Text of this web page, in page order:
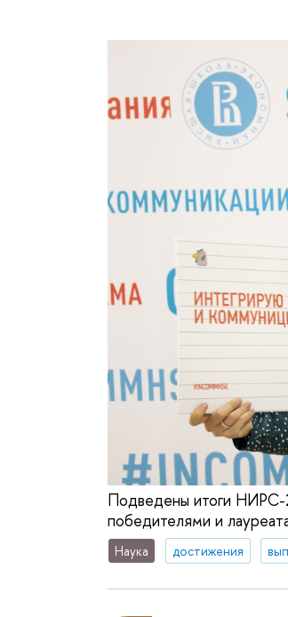
Подведены итоги НИРС-
победителями и
Наука достижения